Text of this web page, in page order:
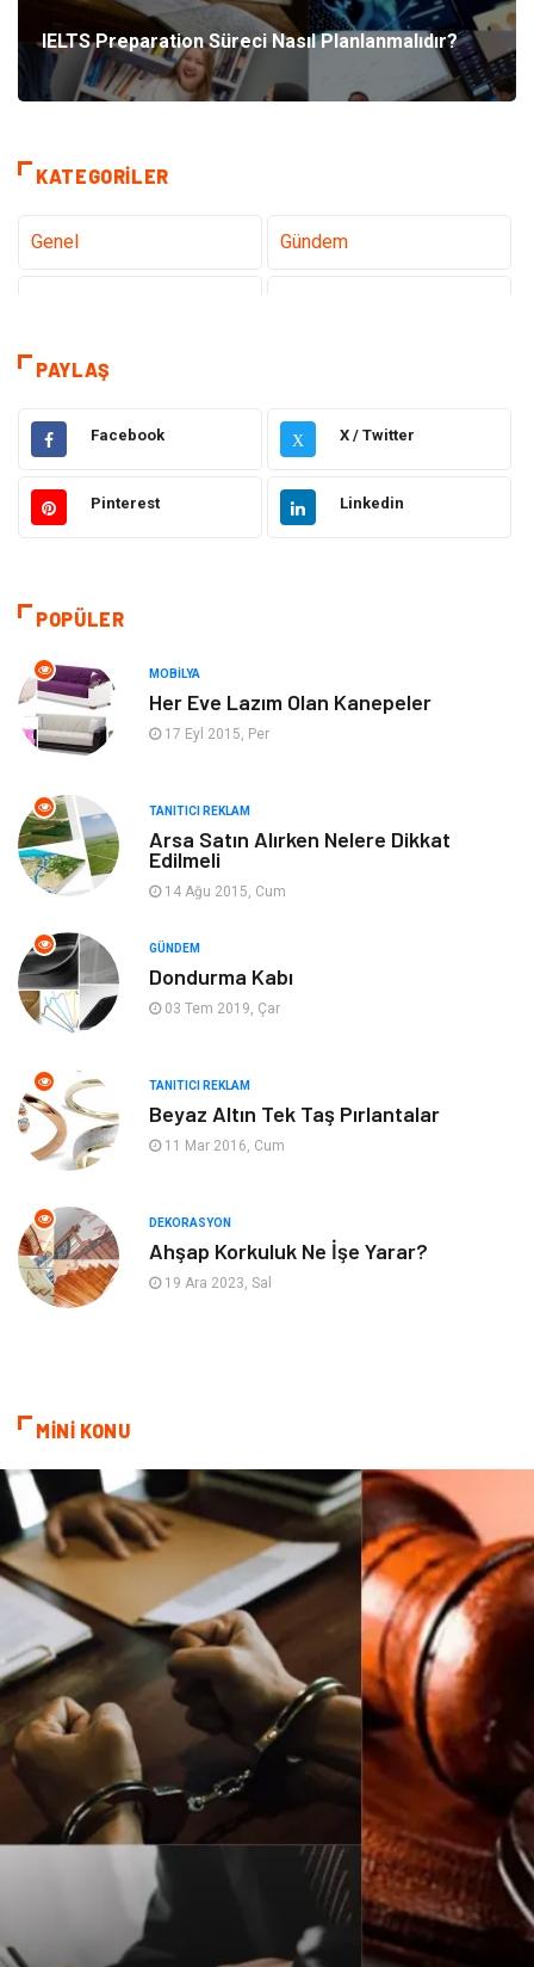
IELTS Preparation Süreci Nasıl Planlanmalıdır?
KATEGORILER
Genel Gündem
Sağlık
Dekorasyon Elektrik Elektronik
Ulaşım ve Taşımacılık Alışveriş
Gıda
Bilgisayar ve Yazılım
Giyim
Makine
Organizasyon Turizm
Tekstil Tatil
Hediyelik Eşya
Mobilya
Nakliyat Telekomünikasyon
Maden ve Metal
Plastik
Pazarlama Gençlik
Kiralama Servisleri Dernekler ve Birlikler
Kültür
PAYLAŞ
Facebook X X / Twitter
Pinterest Linkedin
POPÜLER
MOBILYA
Her Eve Lazım Olan Kanepeler
17 Eyl 2015, Per
TANITICI REKLAM
Arsa Satın Alırken Nelere Dikkat
Edilmeli
14 Ağu 2015, Cum
GÜNDEM
Dondurma Kabı
03 Tem 2019, Çar
TANITICI REKLAM
Beyaz Altın Tek Taş Pırlantalar
11 Mar 2016, Cum
DEKORASYON
Ahşap Korkuluk Ne İşe Yarar?
19 Ara 2023, Sal
MİNİ KONU